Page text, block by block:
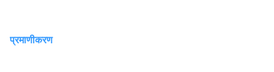
प्रमाणीकरण